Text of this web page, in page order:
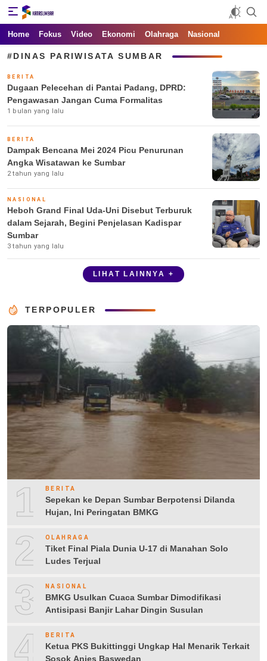
Kata Sumbar
Berita Sumbar Hari Ini
Home Fokus Video Ekonomi Olahraga Nasional
#DINAS PARIWISATA SUMBAR
BERITA
Dugaan Pelecehan di Pantai Padang, DPRD:
Pengawasan Jangan Cuma Formalitas
1 bulan yang lalu
BERITA
Dampak Bencana Mei 2024 Picu Penurunan
Angka Wisatawan ke Sumbar
2 tahun yang lalu
NASIONAL
Heboh Grand Final Uda-Uni Disebut Terburuk
dalam Sejarah, Begini Penjelasan Kadispar
Sumbar
3 tahun yang lalu
LIHAT LAINNYA +
TERPOPULER
1 BERITA
Sepekan ke Depan Sumbar Berpotensi Dilanda
Hujan, Ini Peringatan BMKG
2 OLAHRAGA
Tiket Final Piala Dunia U-17 di Manahan Solo
Ludes Terjual
3 NASIONAL
BMKG Usulkan Cuaca Sumbar Dimodifikasi
Antisipasi Banjir Lahar Dingin Susulan
4 BERITA
Ketua PKS Bukittinggi Ungkap Hal Menarik Terkait
Sosok Anies Baswedan